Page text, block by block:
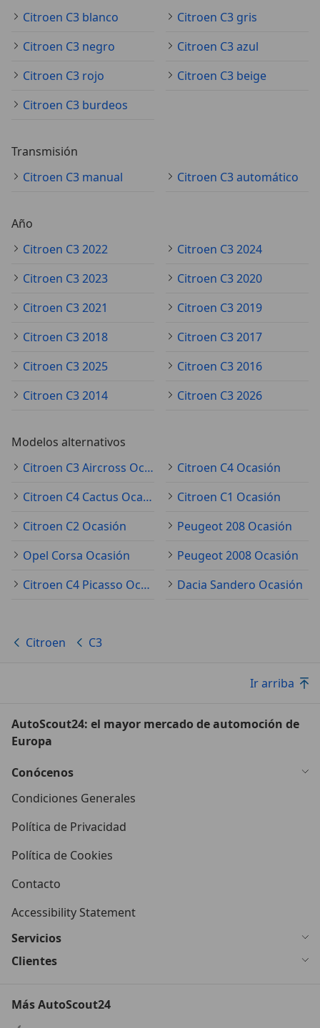
Citroen C3 blanco
Citroen C3 gris
Citroen C3 negro
Citroen C3 azul
Citroen C3 rojo
Citroen C3 beige
Citroen C3 burdeos
Transmisión
Citroen C3 manual
Citroen C3 automático
Año
Citroen C3 2022
Citroen C3 2024
Citroen C3 2023
Citroen C3 2020
Citroen C3 2021
Citroen C3 2019
Citroen C3 2018
Citroen C3 2017
Citroen C3 2025
Citroen C3 2016
Citroen C3 2014
Citroen C3 2026
Modelos alternativos
Citroen C3 Aircross Ocasión
Citroen C4 Ocasión
Citroen C4 Cactus Ocasión
Citroen C1 Ocasión
Citroen C2 Ocasión
Peugeot 208 Ocasión
Opel Corsa Ocasión
Peugeot 2008 Ocasión
Citroen C4 Picasso Ocasión
Dacia Sandero Ocasión
Citroen C3
Ir arriba
AutoScout24: el mayor mercado de automoción de
Europa
Conócenos
Condiciones Generales
Política de Privacidad
Política de Cookies
Contacto
Accessibility Statement
Servicios
Clientes
Más AutoScout24